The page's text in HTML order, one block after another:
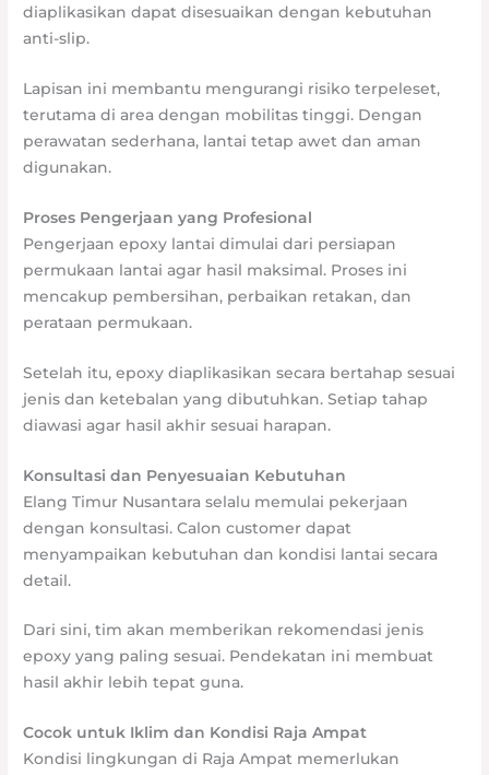
diaplikasikan dapat disesuaikan dengan kebutuhan
anti-slip.
Lapisan ini membantu mengurangi risiko terpeleset,
terutama di area dengan mobilitas tinggi. Dengan
perawatan sederhana, lantai tetap awet dan aman
digunakan.
Proses Pengerjaan yang Profesional
Pengerjaan epoxy lantai dimulai dari persiapan
permukaan lantai agar hasil maksimal. Proses ini
mencakup pembersihan, perbaikan retakan, dan
perataan permukaan.
Setelah itu, epoxy diaplikasikan secara bertahap sesuai
jenis dan ketebalan yang dibutuhkan. Setiap tahap
diawasi agar hasil akhir sesuai harapan.
Konsultasi dan Penyesuaian Kebutuhan
Elang Timur Nusantara selalu memulai pekerjaan
dengan konsultasi. Calon customer dapat
menyampaikan kebutuhan dan kondisi lantai secara
detail.
Dari sini, tim akan memberikan rekomendasi jenis
epoxy yang paling sesuai. Pendekatan ini membuat
hasil akhir lebih tepat guna.
Cocok untuk Iklim dan Kondisi Raja Ampat
Kondisi lingkungan di Raja Ampat memerlukan